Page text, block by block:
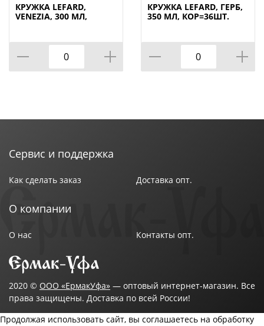
КРУЖКА LEFARD,
VENEZIA, 300 МЛ,
КРУЖКА LEFARD, ГЕРБ,
350 МЛ, КОР=36ШТ.
Сервис и поддержка
Как сделать заказ Доставка опт.
О компании
О нас Контакты опт.
2020 © ООО «ЕрмакУфа» — оптовый интернет-магазин. Все
права защищены. Доставка по всей России!
Продолжая использовать сайт, вы соглашаетесь на обработку